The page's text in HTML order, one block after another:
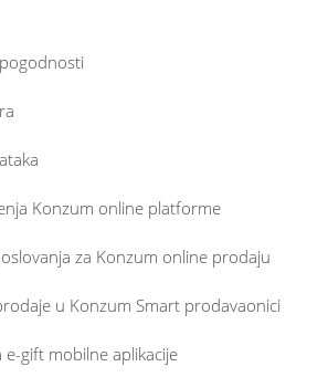
Konzum online platforme
za Konzum online prodaju
u Konzum Smart prodavaonici
gift mobilne aplikacije